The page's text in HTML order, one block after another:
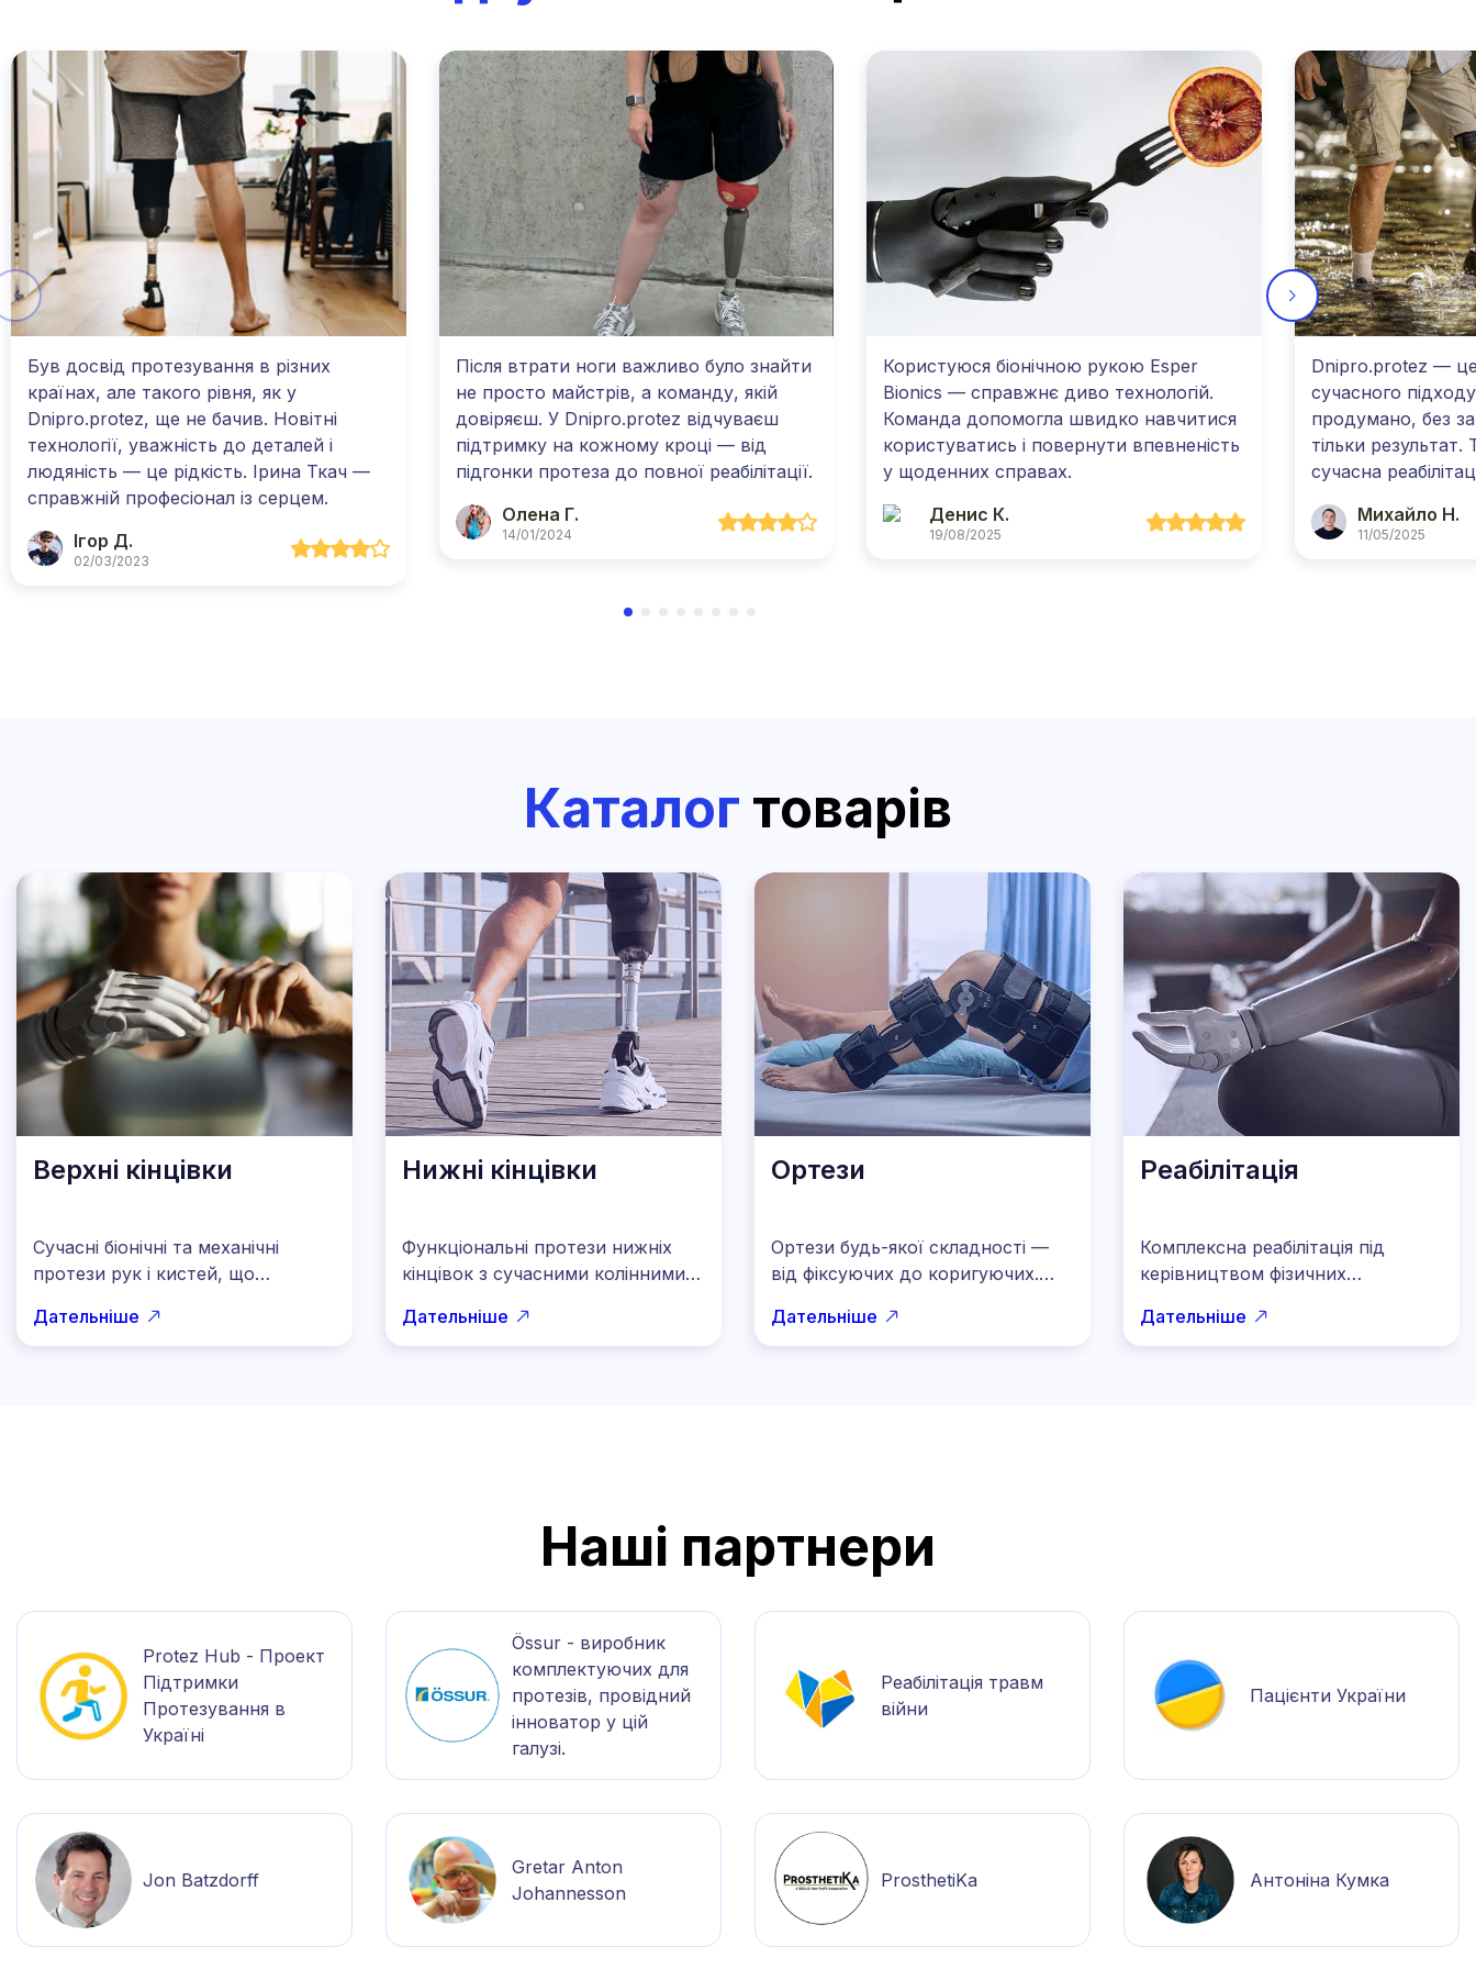
Був досвід протезування в різних
країнах, але такого рівня, як у
Dnipro.protez, ще не бачив. Новітні
технології, уважність до деталей і
людяність — це рідкість. Ірина Ткач —
справжній професіонал із серцем.
Ігор Д.
02/03/2023
Після втрати ноги важливо було знайти
не просто майстрів, а команду, якій
довіряєш. У Dnipro.protez відчуваєш
підтримку на кожному кроці — від
підгонки протеза до повної реабілітації.
Олена Г.
14/01/2024
Користуюся біонічною рукою Esper
Bionics — справжнє диво технологій.
Команда допомогла швидко навчитися
користуватись і повернути впевненість
у щоденних справах.
Денис К.
19/08/2025
Dnipro.protez —
сучасного
продумано, без
тільки
сучасна
Михайло Н.
11/05/2025
Каталог товарів
Верхні кінцівки
Сучасні біонічні та механічні
протези рук і кистей, що
та дозволяють виконувати
щоденні рухи. Індивідуальний
Дательніше
Нижні кінцівки
Функціональні протези нижніх
кінцівок з сучасними колінними
повторюють природну
біомеханіку. Працюємо
Дательніше
Ортези
Ортези будь-якої складності —
від фіксуючих до коригуючих.
покращити рухливість і
підтримати процес реабілітації.
Дательніше
Реабілітація
Комплексна реабілітація під
керівництвом фізичних
Вчимо правильно користуватися
протезом, відновлюємо
Дательніше
Наші партнери
Protez Hub - Проект
Підтримки
Протезування в
Україні
Össur - виробник
комплектуючих для
протезів, провідний
інноватор у цій
галузі.
Реабілітація травм
війни
Пацієнти України
Jon Batzdorff
Gretar Anton
Johannesson
ProsthetiKa Антоніна Кумка